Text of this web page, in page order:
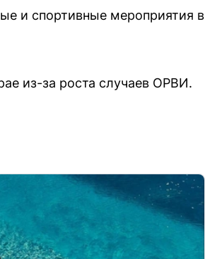
и спортивные мероприятия в
из-за роста случаев ОРВИ.